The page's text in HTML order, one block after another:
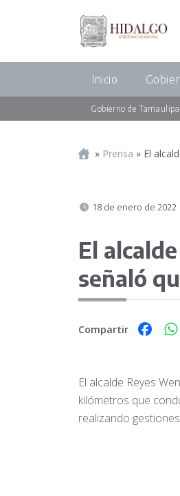
Inicio
Gobierno de
Portada
» Prensa » El
18 de enero de 2022
El
señaló
Compartir
El alcalde Reyes
kilómetros que
realizando